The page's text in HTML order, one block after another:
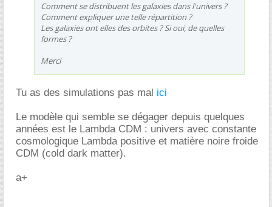
Comment se distribuent les galaxies dans l'univers ?
Comment expliquer une telle répartition ?
Les galaxies ont elles des orbites ? Si oui, de quelles
formes ?
Merci
Tu as des simulations pas mal ici
Le modèle qui semble se dégager depuis quelques
années est le Lambda CDM : univers avec constante
cosmologique Lambda positive et matière noire froide
CDM (cold dark matter).
a+